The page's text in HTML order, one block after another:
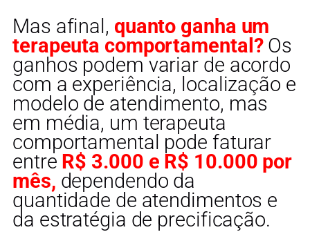
Mas afinal, quanto ganha um
terapeuta comportamental?Os
ganhos podem variar de acordo
com a experiência, localização e
modelo de atendimento, mas
em média, um terapeuta
comportamental pode faturar
entre R$ 3.000 e R$ 10.000 por
mês, dependendo da
quantidade de atendimentos e
da estratégia de precificação.